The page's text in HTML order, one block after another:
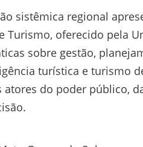
sistêmica regional
Turismo, oferecido pela
sobre gestão,
turística e turismo
atores do poder público,